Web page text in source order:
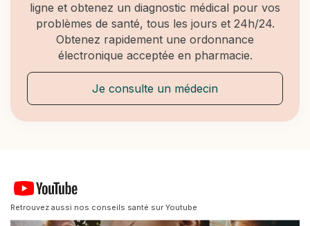
ligne et obtenez un diagnostic médical pour vos
problèmes de santé, tous les jours et 24h/24.
Obtenez rapidement une ordonnance
électronique acceptée en pharmacie.
Je consulte un médecin
Retrouvez aussi nos conseils santé sur Youtube